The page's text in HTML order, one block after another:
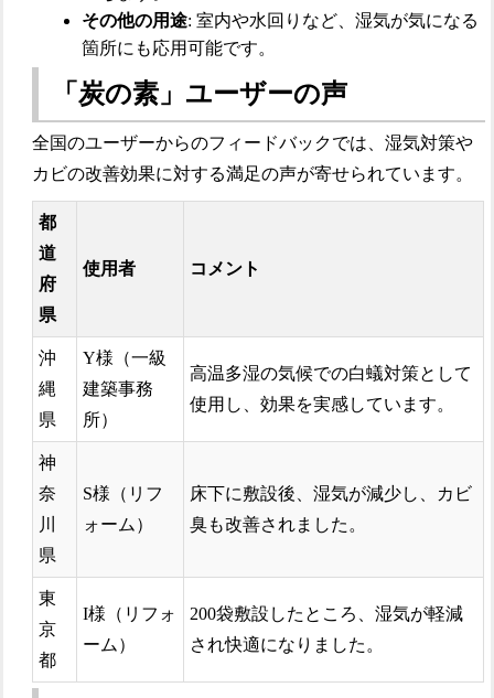
その他の用途: 室内や水回りなど、湿気が気になる
箇所にも応用可能です。
「炭の素」ユーザーの声
全国のユーザーからのフィードバックでは、湿気対策や
カビの改善効果に対する満足の声が寄せられています。
都
道
府
県
使用者 コメント
沖
縄
県
Y様（一級
建築事務
所）
高温多湿の気候での白蟻対策として
使用し、効果を実感しています。
神
奈
川
県
S様（リフ
ォーム）
床下に敷設後、湿気が減少し、カビ
臭も改善されました。
東
京
都
I様（リフォ
ーム）
200袋敷設したところ、湿気が軽減
され快適になりました。